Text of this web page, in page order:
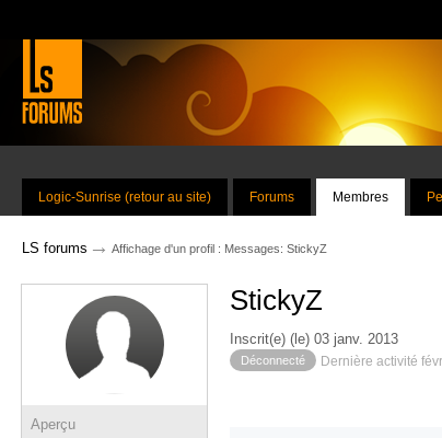
Logic-Sunrise (retour au site) Forums Membres
LS forums → Affichage d'un profil : Messages: StickyZ
Aperçu
StickyZ
Inscrit(e) (le) 03 janv. 2013
Déconnecté Dernière activité